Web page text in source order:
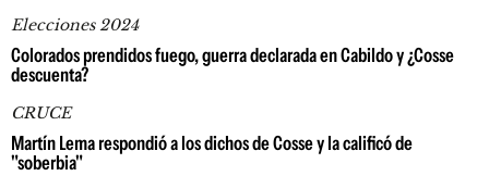
Elecciones 2024
Colorados prendidos fuego, guerra declarada en Cabildo y ¿Cosse
descuenta?
CRUCE
Martín Lema respondió a los dichos de Cosse y la calificó de
"soberbia"